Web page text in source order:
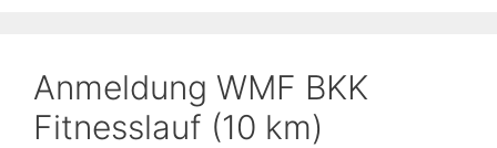
Anmeldung WMF BKK
Fitnesslauf (10 km)